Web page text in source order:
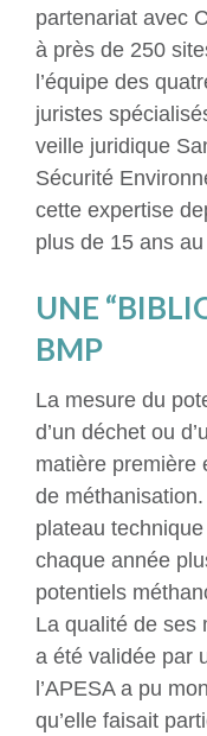
partenariat avec
à près de 250
l’équipe des
juristes
veille juridique
Sécurité
cette expertise
plus de 15 ans
UNE
BMP
La mesure du
d’un déchet ou
matière première
de
plateau
chaque année
potentiels
La qualité de ses
a été validée par
l’APESA a pu
qu’elle faisait